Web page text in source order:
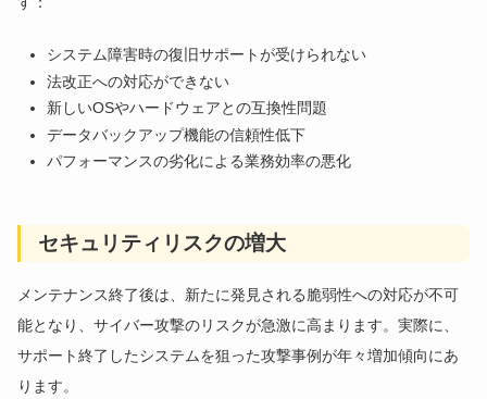
システム障害時の復旧サポートが受けられない
法改正への対応ができない
新しいOSやハードウェアとの互換性問題
データバックアップ機能の信頼性低下
パフォーマンスの劣化による業務効率の悪化
セキュリティリスクの増大
メンテナンス終了後は、新たに発見される脆弱性への対応が不可
能となり、サイバー攻撃のリスクが急激に高まります。実際に、
サポート終了したシステムを狙った攻撃事例が年々増加傾向にあ
ります。